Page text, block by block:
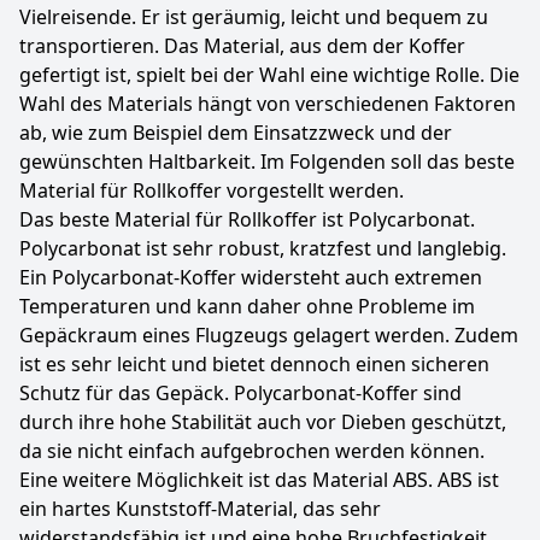
Vielreisende. Er ist geräumig, leicht und bequem zu
transportieren. Das Material, aus dem der Koffer
gefertigt ist, spielt bei der Wahl eine wichtige Rolle. Die
Wahl des Materials hängt von verschiedenen Faktoren
ab, wie zum Beispiel dem Einsatzzweck und der
gewünschten Haltbarkeit. Im Folgenden soll das beste
Material für Rollkoffer vorgestellt werden.
Das beste Material für Rollkoffer ist Polycarbonat.
Polycarbonat ist sehr robust, kratzfest und langlebig.
Ein Polycarbonat-Koffer widersteht auch extremen
Temperaturen und kann daher ohne Probleme im
Gepäckraum eines Flugzeugs gelagert werden. Zudem
ist es sehr leicht und bietet dennoch einen sicheren
Schutz für das Gepäck. Polycarbonat-Koffer sind
durch ihre hohe Stabilität auch vor Dieben geschützt,
da sie nicht einfach aufgebrochen werden können.
Eine weitere Möglichkeit ist das Material ABS. ABS ist
ein hartes Kunststoff-Material, das sehr